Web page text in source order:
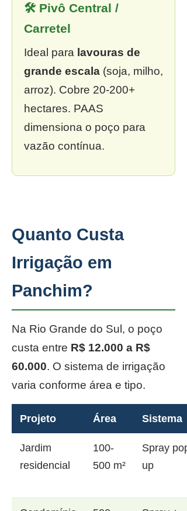
🛠 Pivô Central /
Carretel
Ideal para lavouras de
grande escala (soja, milho,
arroz). Cobre 20-200+
hectares. PAAS
dimensiona o poço para
vazão contínua.
Quanto Custa
Irrigação em
Panchim?
Na Rio Grande do Sul, o poço
custa entre R$ 12.000 a R$
60.000. O sistema de irrigação
varia conforme área e tipo.
Projeto Área Sistema
Jardim
residencial
100-
500 m²
Spray pop-
up